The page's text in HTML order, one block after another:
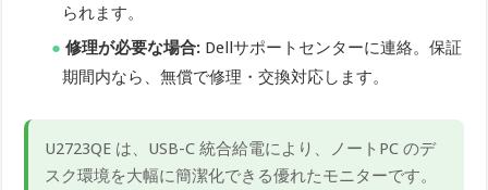
られます。
修理が必要な場合:Dellサポートセンターに連絡。保証
期間内なら、無償で修理・交換対応します。
U2723QE は、USB-C 統合給電により、ノートPC のデ
スク環境を大幅に簡潔化できる優れたモニターです。